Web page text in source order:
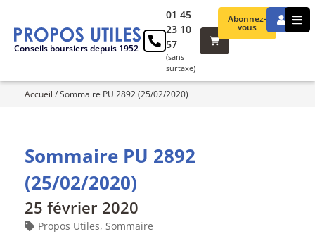
Conseils boursiers depuis 1952
Abonnez-
vous
01 45
23 10
57
(sans
surtaxe)
Accueil /Sommaire PU 2892 (25/02/2020)
Sommaire PU 2892
(25/02/2020)
25 février 2020
Propos Utiles, Sommaire